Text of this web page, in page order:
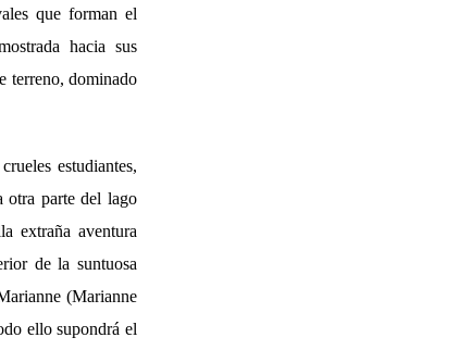
que forman el
hacia sus
terreno, dominado
estudiantes,
otra parte del lago
extraña aventura
de la suntuosa
(Marianne
ello supondrá el